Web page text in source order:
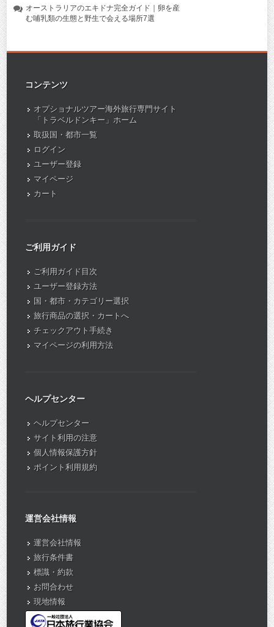
オーストラリアのエキドナ完全ガイド｜卵を産
む哺乳類の生態と野生で会える場所7選
コンテンツ
オプショナルツアー海外旅行専門サイト
「トラベルドンキー」ホーム
取扱国・都市一覧
ログイン
ユーザー登録
マイページ
カート
ご利用ガイド
ご利用ガイド目次
ユーザー登録方法
国・都市・カテゴリー選択
旅行商品の選択・カートへ
チェックアウト手続き
マイページの利用方法
ヘルプセンター
ヘルプセンター
サイト利用の注意
個人情報保護方針
ポイント利用規約
運営会社情報
運営会社情報
旅行条件書
標識・約款
お問合わせ
現地情報